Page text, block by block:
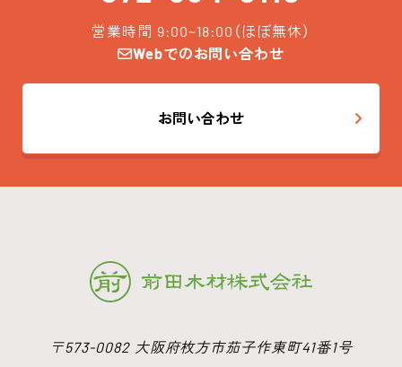
営業時間 9:00~18:00（ほぼ無休）
Webでのお問い合わせ
お問い合わせ
〒573-0082 大阪府枚方市茄子作東町41番1号